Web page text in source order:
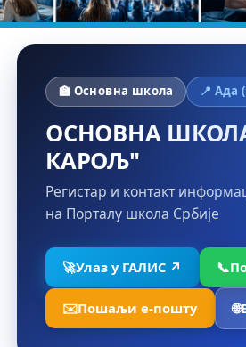
🏫 Основна школа 📍 Ада
ОСНОВНА
КАРОЉ"
Регистар и контакт
на Порталу школа Србије
🚀Улаз у ГАЛИС ↗ 📞
✉️Пошаљи е-пошту 🌐